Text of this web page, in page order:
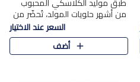
طبق موليد الكلاسكي المحبوب
من أشهر حلويات المولد، تُحضّر من
فول سوداني محمص بعناية
ومغلف بطبقة رقيقة من السكر
المكرمل، لتمنحك قرمشة أصيلة
السعر عند الاختيار
أضف